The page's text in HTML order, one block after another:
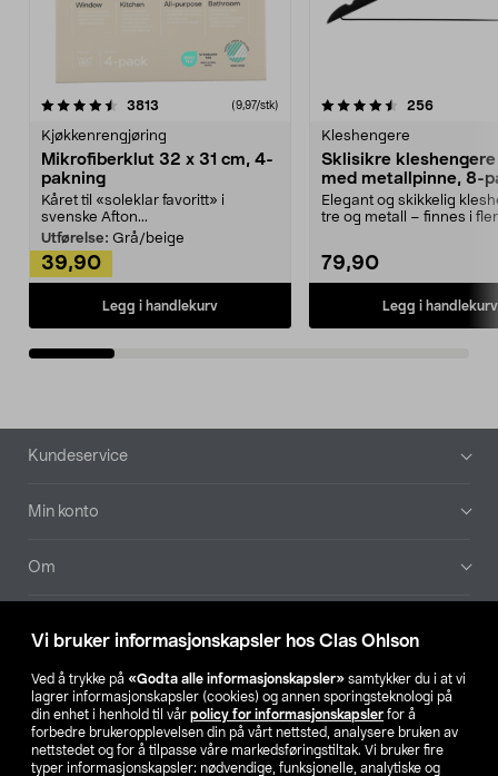
Vi bruker informasjonskapsler hos Clas Ohlson
Ved å trykke på «Godta alle informasjonskapsler» samtykker du i at vi
lagrer informasjonskapsler (cookies) og annen sporingsteknologi på
din enhet i henhold til vår policy for informasjonskapsler for å
forbedre brukeropplevelsen din på vårt nettsted, analysere bruken av
nettstedet og for å tilpasse våre markedsføringstiltak. Vi bruker fire
typer informasjonskapsler: nødvendige, funksjonelle, analytiske og
3813 anmeldelser(9,97/stk)
Kjøkkenrengjøring
Mikrofiberklut 32 x 31 cm, 4-
pakning
Kåret til «soleklar favoritt» i
svenske Afton...
Utførelse: Grå/beige
39,90
Legg i handlekurv
4.5av 5 stjerner 256
Kleshengere
Sklisikre
med metallpinne, 8-
Elegant og skikkelig
tre og metall – finnes i
79,90
Legg i handlekurv
4.5av 5 stjerner
Bunntekst
Kundeservice
Min konto
Om
Våre selskaper
Finn din butikk